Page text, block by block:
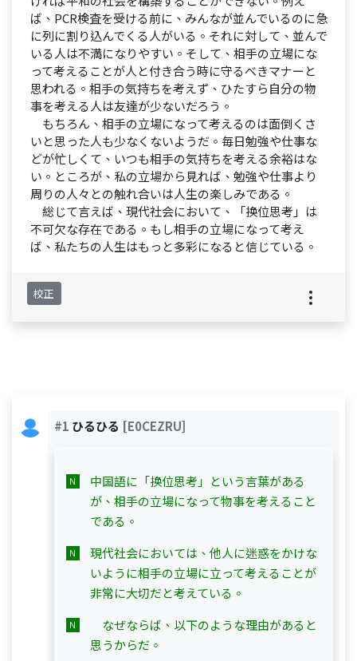
ば、PCR検査を受ける前に、みんなが並んでいるのに急
に列に割り込んでくる人がいる。それに対して、並んで
いる人は不満になりやすい。そして、相手の立場にな
って考えることが人と付き合う時に守るべきマナーと
思われる。相手の気持ちを考えず、ひたすら自分の物
事を考える人は友達が少ないだろう。
もちろん、相手の立場になって考えるのは面倒くさ
いと思った人も少なくないようだ。毎日勉強や仕事な
どが忙しくて、いつも相手の気持ちを考える余裕はな
い。ところが、私の立場から見れば、勉強や仕事より
周りの人々との触れ合いは人生の楽しみである。
総じて言えば、現代社会において、「换位思考」は
不可欠な存在である。もし相手の立場になって考え
ば、私たちの人生はもっと多彩になると信じている。
校正
#1 ひるひる [E0CEZRU]
中国語に「换位思考」という言葉がある
が、相手の立場になって物事を考えること
である。
現代社会においては、他人に迷惑をかけな
いように相手の立場に立って考えることが
非常に大切だと考えている。
なぜならば、以下のような理由があると
思うからだ。